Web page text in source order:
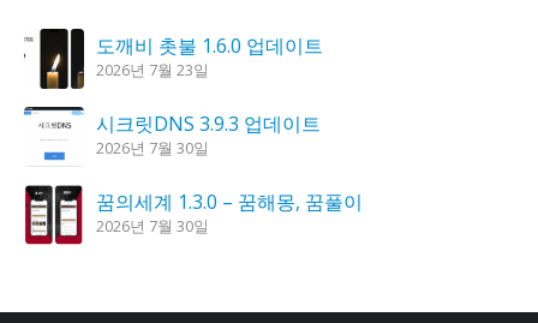
도깨비 촛불 1.6.0 업데이트
2026년 7월 23일
시크릿DNS 3.9.3 업데이트
2026년 7월 30일
꿈의세계 1.3.0 – 꿈해몽, 꿈풀이
2026년 7월 30일